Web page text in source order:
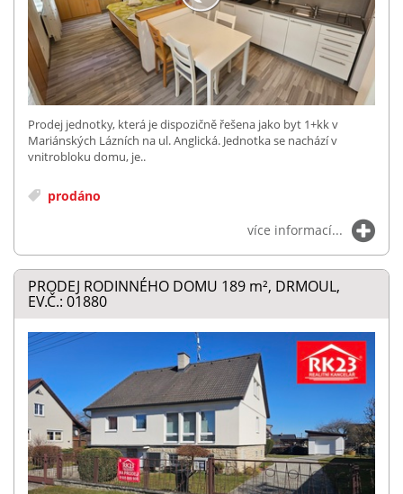
Prodej jednotky, která je dispozičně řešena jako byt 1+kk v
Mariánských Lázních na ul. Anglická. Jednotka se nachází v
vnitrobloku domu, je..
prodáno
více informací...
PRODEJ RODINNÉHO DOMU 189 m², DRMOUL,
EV.Č.: 01880